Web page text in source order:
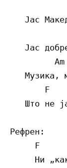
Јас
Jас
Музика,
F
Што не
Рефрен:
F
Ни